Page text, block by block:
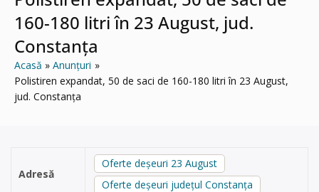
160-180 litri în 23 August, jud.
Constanța
Acasă
Anunțuri
Polistiren expandat, 50 de saci de 160-180 litri în 23 August,
jud. Constanța
Adresă
Oferte deșeuri 23 August
Oferte deșeuri județul Constanța